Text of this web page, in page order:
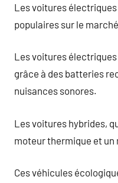
Les voitures
populaires sur le
Les voitures
grâce à des batteries
nuisances sonores.
Les voitures hybrides,
moteur thermique et
Ces véhicules